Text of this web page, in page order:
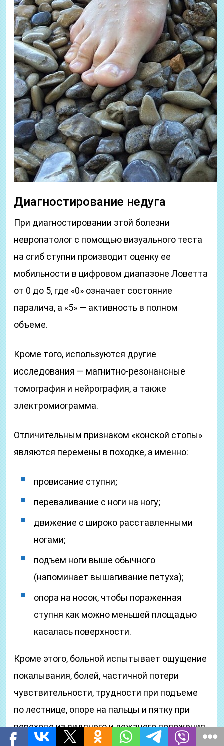
Диагностирование недуга
При диагностировании этой болезни
невропатолог с помощью визуального теста
на сгиб ступни производит оценку ее
мобильности в цифровом диапазоне Ловетта
от 0 до 5, где «0» означает состояние
паралича, а «5» — активность в полном
объеме.
Кроме того, используются другие
исследования — магнитно-резонансные
томография и нейрография, а также
электромиограмма.
Отличительным признаком «конской стопы»
являются перемены в походке, а именно:
провисание ступни;
переваливание с ноги на ногу;
движение с широко расставленными
ногами;
подъем ноги выше обычного
(напоминает вышагивание петуха);
опора на носок, чтобы пораженная
ступня как можно меньшей площадью
касалась поверхности.
Кроме этого, больной испытывает ощущение
покалывания, болей, частичной потери
чувствительности, трудности при подъеме
по лестнице, опоре на пальцы и пятку при
переходе из сидячего и лежачего положения
в вертикальное. Наблюдается заметное